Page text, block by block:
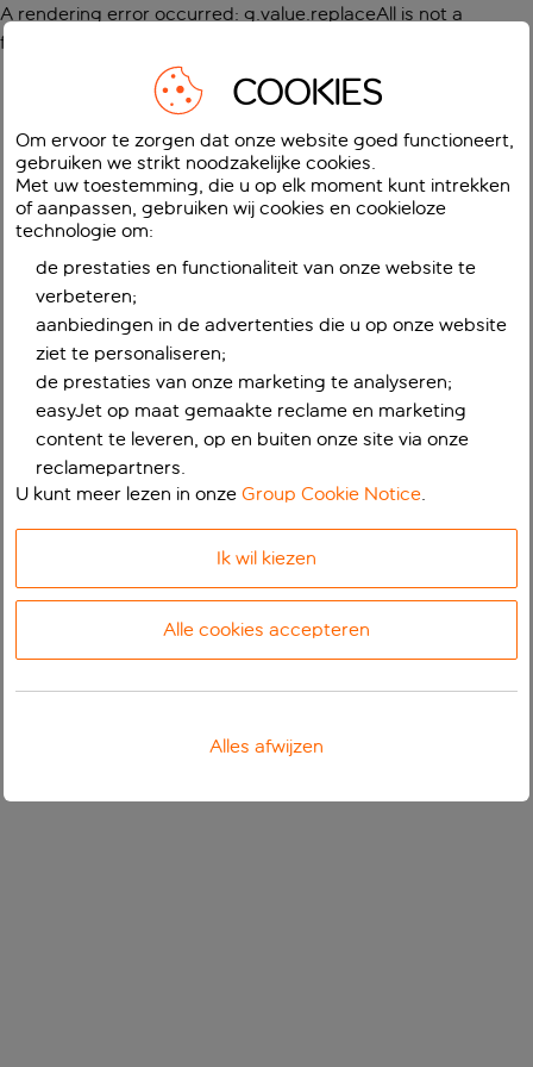
A rendering error occurred: g.value.replaceAll is not a
function
COOKIES
Om ervoor te zorgen dat onze website goed functioneert,
gebruiken we strikt noodzakelijke cookies.
Met uw toestemming, die u op elk moment kunt intrekken
of aanpassen, gebruiken wij cookies en cookieloze
technologie om:
de prestaties en functionaliteit van onze website te
verbeteren;
aanbiedingen in de advertenties die u op onze website
ziet te personaliseren;
de prestaties van onze marketing te analyseren;
easyJet op maat gemaakte reclame en marketing
content te leveren, op en buiten onze site via onze
reclamepartners.
U kunt meer lezen in onzeGroup Cookie Notice.
Ik wil kiezen
Alle cookies accepteren
Alles afwijzen